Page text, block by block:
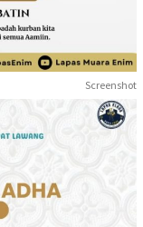
Screenshot